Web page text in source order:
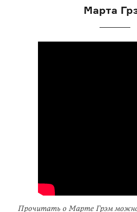
Марта
Прочитать о Марте Грэм